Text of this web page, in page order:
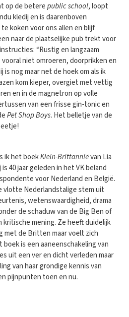
op de beterepublic school, loopt
kledij en is daarenboven
koken voor ons allen en blijf
naar de plaatselijke pub trekt voor
“Rustig en langzaam
niet omroeren, doorprikken en
is nog maar net de hoek om als ik
kom kieper, overgiet met vettig
en in de magnetron op volle
van een frisse gin-tonic en
Pet Shop Boys. Het belletje van de
ik het boekKlein-Brittanniëvan Lia
40 jaar geleden in het VK beland
voor Nederland en België.
vlotte Nederlandstalige stem uit
wetenswaardigheid, drama
de schaduw van de Big Ben of
kritische mening. Ze heeft duidelijk
met de Britten maar voelt zich
is een aaneenschakeling van
uit een ver en dicht verleden maar
van haar grondige kennis van
pijnpunten toen en nu.